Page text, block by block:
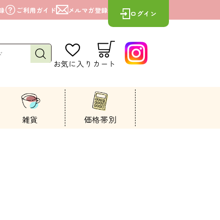
ご利用ガイド メルマガ登録 ログイン
お気に入り カート
雑貨 価格帯別